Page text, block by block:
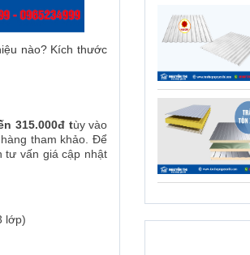
nào? Kích thước
315.000đ tùy vào
tham khảo. Để
tư vấn giá cập nhật
lớp)